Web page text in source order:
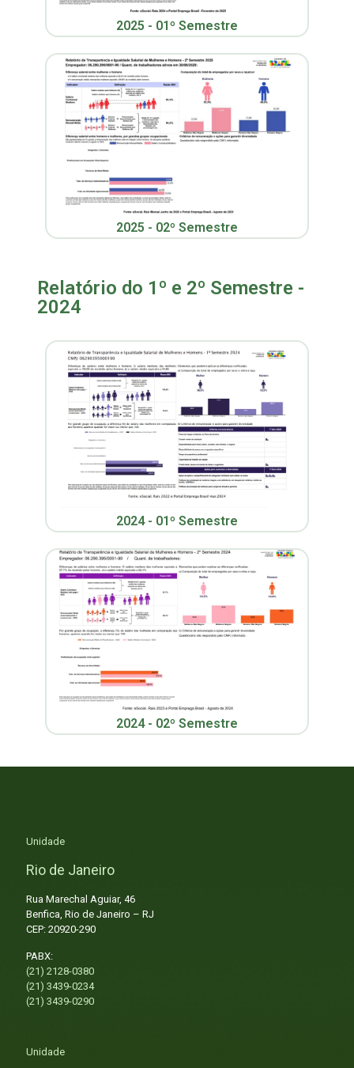
2025 - 01º Semestre
2025 - 02º Semestre
Relatório do 1º e 2º Semestre -
2024
2024 - 01º Semestre
2024 - 02º Semestre
Unidade
Rio de Janeiro
Rua Marechal Aguiar, 46
Benfica, Rio de Janeiro – RJ
CEP: 20920-290
PABX:
(21) 2128-0380
(21) 3439-0234
(21) 3439-0290
Unidade